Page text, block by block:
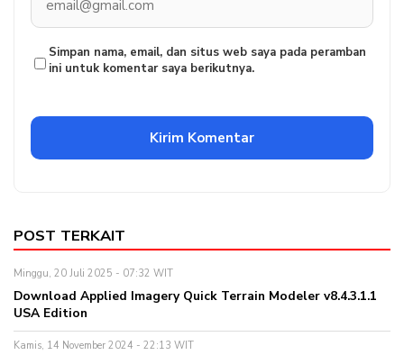
Simpan nama, email, dan situs web saya pada peramban
ini untuk komentar saya berikutnya.
POST TERKAIT
Minggu, 20 Juli 2025 - 07:32 WIT
Download Applied Imagery Quick Terrain Modeler v8.4.3.1.1
USA Edition
Kamis, 14 November 2024 - 22:13 WIT